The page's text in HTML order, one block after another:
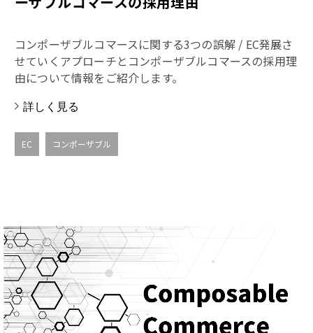
コンポーザブルコマースに関する3つの誤解 / EC発展さ
せていくアプローチとコンポーザブルコマースの採用理
由について情報をご紹介します。
詳しく見る
EC コンポーザブル